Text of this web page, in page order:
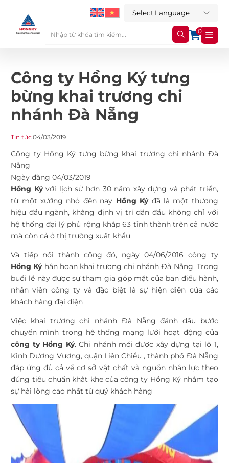
0
Công ty Hồng Ký tưng
bừng khai trương chi
nhánh Đà Nẵng
Tin tức04/03/2019
Công ty Hồng Ký tưng bừng khai trương chi nhánh Đà
Nẵng
Ngày đăng 04/03/2019
Hồng Kývới lịch sử hơn 30 năm xây dựng và phát triển,
từ một xưởng nhỏ đến nay Hồng Kýđã là một thương
hiệu đầu ngành, khẳng định vị trí dẫn đầu không chỉ với
hệ thống đại lý phủ rộng khắp 63 tỉnh thành trên cả nước
mà còn cả ở thị trường xuất khẩu
Và tiếp nối thành công đó, ngày 04/06/2016 công ty
Hồng Kýhân hoan khai trương chi nhánh Đà Nẵng. Trong
buổi lễ này được sự tham gia góp mặt của ban điều hành,
nhân viên công ty và đặc biệt là sự hiện diện của các
khách hàng đại diện
Việc khai trương chi nhánh Đà Nẵng đánh dấu bước
chuyển mình trong hệ thống mạng lưới hoạt động của
công ty Hồng Ký. Chi nhánh mới được xây dựng tại lô 1,
Kinh Dương Vương, quận Liên Chiểu , thành phố Đà Nẵng
đáp ứng đủ cả về cơ sở vật chất và nguồn nhân lực theo
đúng tiêu chuẩn khắt khe của công ty Hồng Ký nhằm tạo
sự hài lòng cao nhất từ quý khách hàng